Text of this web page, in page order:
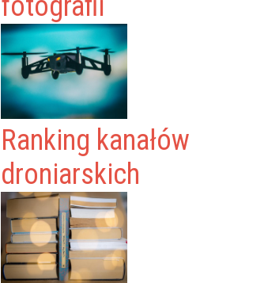
Ranking kanałów
droniarskich